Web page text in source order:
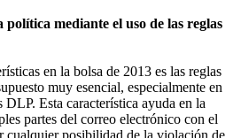
mediante el uso de las reglas
en la bolsa de 2013 es las reglas
muy esencial, especialmente en
Esta característica ayuda en la
partes del correo electrónico con el
cualquier posibilidad de la violación de